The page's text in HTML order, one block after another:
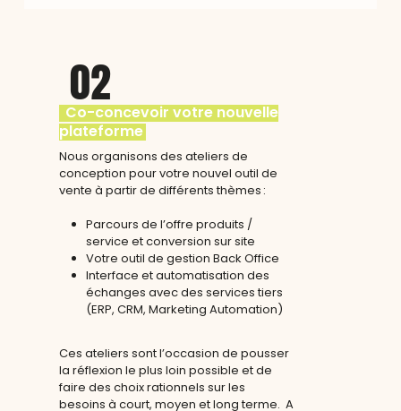
Co-concevoir votre nouvelle
plateforme
Nous organisons des ateliers de
conception pour votre nouvel outil de
vente à partir de différents thèmes :
Parcours de l’offre produits /
service et conversion sur site
Votre outil de gestion Back Office
Interface et automatisation des
échanges avec des services tiers
(ERP, CRM, Marketing Automation)
Ces ateliers sont l’occasion de pousser
la réflexion le plus loin possible et de
faire des choix rationnels sur les
besoins à court, moyen et long terme. A
02